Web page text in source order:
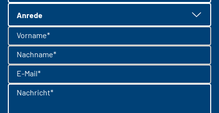
Anrede
Vorname*
Nachname*
E-Mail*
Nachricht*